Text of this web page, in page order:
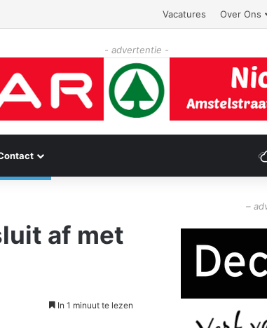
Vacatures Over Ons
- advertentie -
af met
In 1 minuut te lezen
–